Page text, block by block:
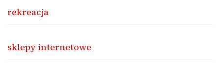
rekreacja
sklepy internetowe